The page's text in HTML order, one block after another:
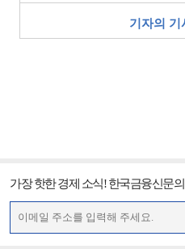
기자의 기
가장 핫한 경제 소식! 한국금융신문의